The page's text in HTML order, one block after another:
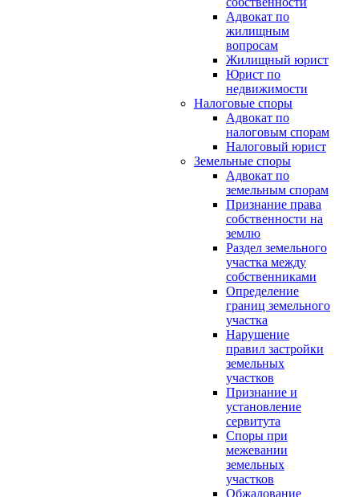
Адвокат по
жилищным
вопросам
Жилищный юрист
Юрист по
недвижимости
Налоговые споры
Адвокат по
налоговым спорам
Налоговый юрист
Земельные споры
Адвокат по
земельным спорам
Признание права
собственности на
землю
Раздел земельного
участка между
собственниками
Определение
границ земельного
участка
Нарушение
правил застройки
земельных
участков
Признание и
установление
сервитута
Споры при
межевании
земельных
участков
Обжалование